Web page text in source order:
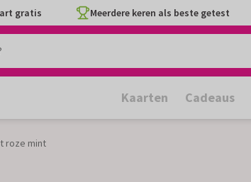
gratis Meerdere keren als beste getest
Kaarten Cadeaus
roze mint